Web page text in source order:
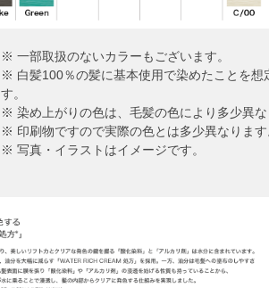
※ 一部取扱のないカラーもございます。
※ 白髪100％の髪に基本使用で染めたことを想
す。
※ 染め上がりの色は、毛髪の色により多少異
※ 印刷物ですので実際の色とは多少異なりま
※ 写真・イラストはイメージです。